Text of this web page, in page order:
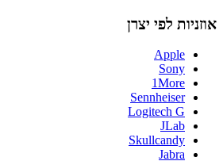
אוזניות לפי יצרן
Apple
Sony
1More
Sennheiser
Logitech G
JLab
Skullcandy
Jabra